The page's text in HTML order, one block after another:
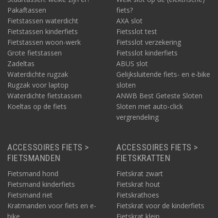
Pakaftassen
Fietstassen waterdicht
Fietstassen kinderfiets
Fietstassen woon-werk
Grote fietstassen
Zadeltas
Waterdichte rugzak
Rugzak voor laptop
Waterdichte fietstassen
Koeltas op de fiets
fiets?
AXA slot
Fietsslot test
Fietsslot verzekering
Fietsslot kinderfiets
ABUS slot
Gelijksluitende fiets- en e-bike
sloten
ANWB Best Geteste Sloten
Sloten met auto-click
vergrendeling
ACCESSOIRES FIETS >
FIETSMANDEN
Fietsmand hond
Fietsmand kinderfiets
Fietsmand riet
Kratmanden voor fiets en e-
ACCESSOIRES FIETS >
FIETSKRATTEN
Fietskrat zwart
Fietskrat hout
Fietskrathoes
Fietskrat voor de kinderfiets